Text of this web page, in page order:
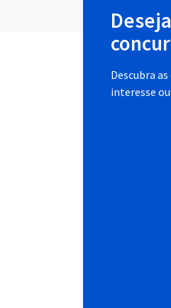
Descubra
interesse